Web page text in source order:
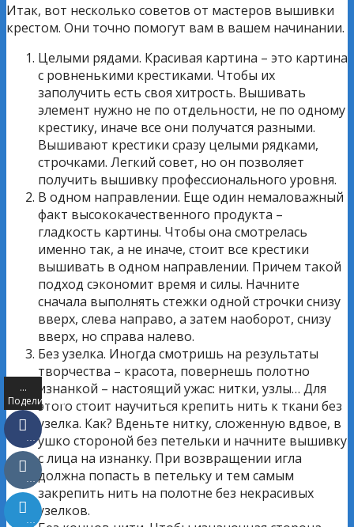
Итак, вот несколько советов от мастеров вышивки
крестом. Они точно помогут вам в вашем начинании.
Целыми рядами. Красивая картина – это картина
с ровненькими крестиками. Чтобы их
заполучить есть своя хитрость. Вышивать
элемент нужно не по отдельности, не по одному
крестику, иначе все они получатся разными.
Вышивают крестики сразу целыми рядками,
строчками. Легкий совет, но он позволяет
получить вышивку профессионального уровня.
В одном направлении. Еще один немаловажный
факт высококачественного продукта –
гладкость картины. Чтобы она смотрелась
именно так, а не иначе, стоит все крестики
вышивать в одном направлении. Причем такой
подход сэкономит время и силы. Начните
сначала выполнять стежки одной строчки снизу
вверх, слева направо, а затем наоборот, снизу
вверх, но справа налево.
Без узелка. Иногда смотришь на результаты
творчества – красота, повернешь полотно
изнанкой – настоящий ужас: нитки, узлы… Для
этого стоит научиться крепить нить к ткани без
узелка. Как? Вденьте нитку, сложенную вдвое, в
ушко стороной без петельки и начните вышивку
с лица на изнанку. При возвращении игла
должна попасть в петельку и тем самым
закрепить нить на полотне без некрасивых
узелков.
…
Поделились
…
…
…